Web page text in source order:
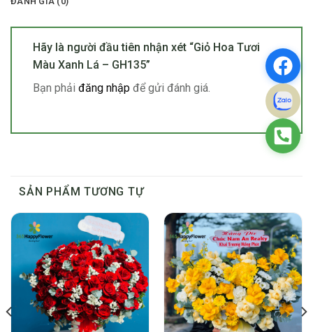
Hãy là người đầu tiên nhận xét “Giỏ Hoa Tươi
Màu Xanh Lá – GH135”
Bạn phải đăng nhập để gửi đánh giá.
SẢN PHẨM TƯƠNG TỰ